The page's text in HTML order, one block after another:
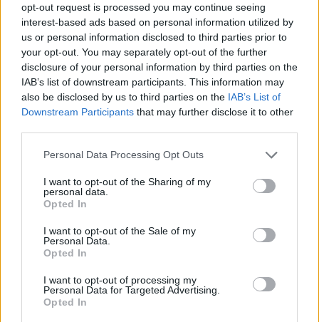
opt-out request is processed you may continue seeing
interest-based ads based on personal information utilized by
us or personal information disclosed to third parties prior to
your opt-out. You may separately opt-out of the further
disclosure of your personal information by third parties on the
IAB’s list of downstream participants. This information may
also be disclosed by us to third parties on the IAB’s List of
Downstream Participants that may further disclose it to other
Please note that this website/app uses one or more Google
not limited to your visit or usage behaviour. You may click to
grant or deny consent to Google and its third-party tags to
use your data for below specified purposes in below Google
consent section.
Personal Data Processing Opt Outs
I want to opt-out of the Sharing of my
personal data.
Opted In
I want to opt-out of the Sale of my
Personal Data.
Opted In
I want to opt-out of processing my
Personal Data for Targeted Advertising.
Opted In
Video
Player
is
loading.
a
modal
window.
„Hat évtizede vagyok jelen a motorsport
világában, ebből több mint húsz évet töltöttem a
Red Bullnál, és ez egy rendkívül különleges,
sikeres időszak volt számomra” – mondta Marko,
mindaz, amit a csapattal együtt elértek.
EZEKET IS AJÁNLJUK